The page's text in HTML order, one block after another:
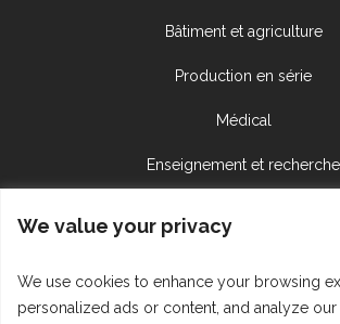
Bâtiment et agriculture
Production en série
Médical
Enseignement et recherche
Appel d'offres
We value your privacy
We use cookies to enhance your browsing
personalized ads or content, and analyze our